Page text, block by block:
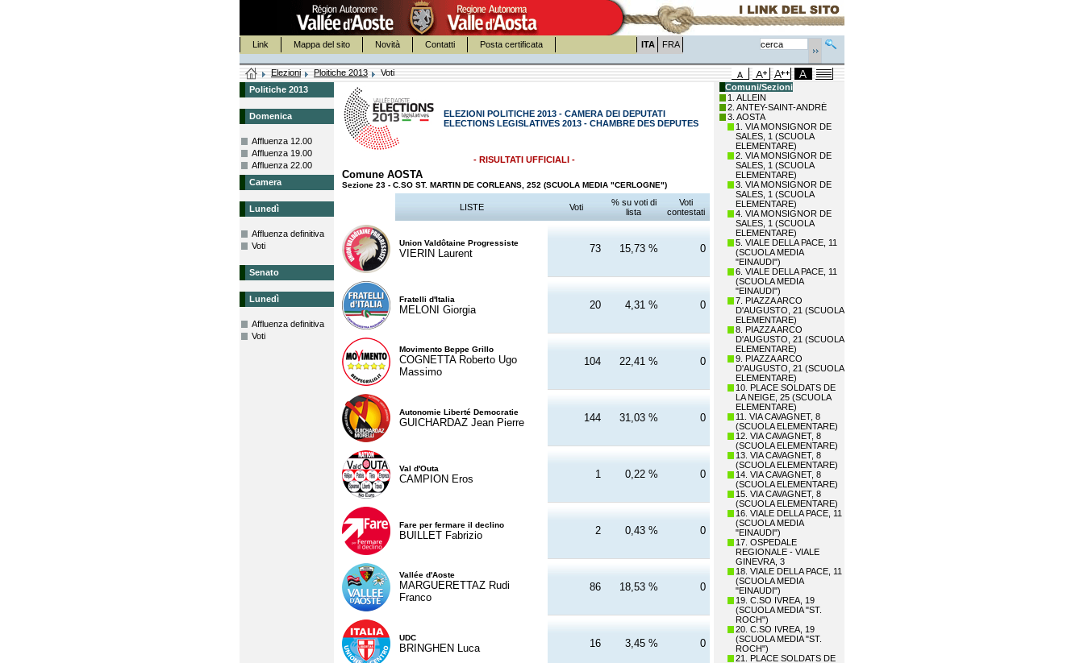
Link Mappa del sito Novità Contatti Posta certificata ITA FRA
Elezioni Ploitiche 2013
Voti
Politiche 2013
Domenica
Affluenza 12.00
Affluenza 19.00
Affluenza 22.00
Camera
Lunedì
Affluenza definitiva
Voti
Senato
Lunedì
Affluenza definitiva
Voti
ELEZIONI POLITICHE 2013 - CAMERA DEI DEPUTATI
ELECTIONS LEGISLATIVES 2013 - CHAMBRE DES DEPUTES
- RISULTATI UFFICIALI -
Comune AOSTA
Sezione 23 - C.SO ST. MARTIN DE CORLEANS, 252 (SCUOLA MEDIA "CERLOGNE")
LISTE Voti
% su voti di
lista
Voti
contestati
Union Valdôtaine Progressiste
VIERIN Laurent 73 15,73 % 0
Fratelli d'Italia
MELONI Giorgia 20 4,31 % 0
Movimento Beppe Grillo
COGNETTA Roberto Ugo
Massimo
104 22,41 % 0
Autonomie Liberté Democratie
GUICHARDAZ Jean Pierre 144 31,03 % 0
Val d'Outa
CAMPION Eros 1 0,22 % 0
Fare per fermare il declino
BUILLET Fabrizio 2 0,43 % 0
Vallée d'Aoste
MARGUERETTAZ Rudi
Franco
86 18,53 % 0
UDC
BRINGHEN Luca 16 3,45 % 0
Comuni/Sezioni
1. ALLEIN
2. ANTEY-SAINT-ANDRÉ
3. AOSTA
1. VIA MONSIGNOR DE
SALES, 1 (SCUOLA
ELEMENTARE)
2. VIA MONSIGNOR DE
SALES, 1 (SCUOLA
ELEMENTARE)
3. VIA MONSIGNOR DE
SALES, 1 (SCUOLA
ELEMENTARE)
4. VIA MONSIGNOR DE
SALES, 1 (SCUOLA
ELEMENTARE)
5. VIALE DELLA PACE, 11
(SCUOLA MEDIA
"EINAUDI")
6. VIALE DELLA PACE, 11
(SCUOLA MEDIA
"EINAUDI")
7. PIAZZA ARCO
D'AUGUSTO, 21 (SCUOLA
ELEMENTARE)
8. PIAZZA ARCO
D'AUGUSTO, 21 (SCUOLA
ELEMENTARE)
9. PIAZZA ARCO
D'AUGUSTO, 21 (SCUOLA
ELEMENTARE)
10. PLACE SOLDATS DE
LA NEIGE, 25 (SCUOLA
ELEMENTARE)
11. VIA CAVAGNET, 8
(SCUOLA ELEMENTARE)
12. VIA CAVAGNET, 8
(SCUOLA ELEMENTARE)
13. VIA CAVAGNET, 8
(SCUOLA ELEMENTARE)
14. VIA CAVAGNET, 8
(SCUOLA ELEMENTARE)
15. VIA CAVAGNET, 8
(SCUOLA ELEMENTARE)
16. VIALE DELLA PACE, 11
(SCUOLA MEDIA
"EINAUDI")
17. OSPEDALE
REGIONALE - VIALE
GINEVRA, 3
18. VIALE DELLA PACE, 11
(SCUOLA MEDIA
"EINAUDI")
19. C.SO IVREA, 19
(SCUOLA MEDIA "ST.
ROCH")
20. C.SO IVREA, 19
(SCUOLA MEDIA "ST.
ROCH")
21. PLACE SOLDATS DE